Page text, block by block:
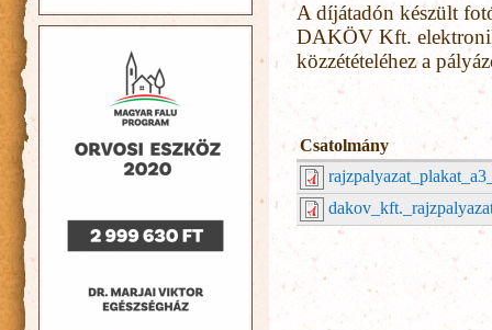
A díjátadón készült
DAKÖV Kft.
közzétételéhez a
Csatolmány